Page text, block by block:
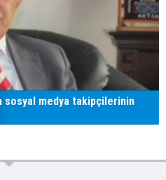
sosyal medya takipçilerinin